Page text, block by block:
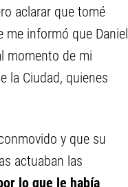
aclarar que tomé
me informó que Daniel
momento de mi
la Ciudad, quienes
y que su
actuaban las
lo que le había